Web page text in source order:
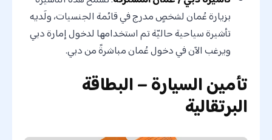
بزيارة عُمان لشخصٍ مدرج في قائمة الجنسيات، ولَديه
تأشيرة سياحية حاليّة تم استخدامها لدخول إمارة دبي
ويرغب الآن في دخول عُمان مباشرةً من دبي.
تأمين السيارة – البطاقة
البرتقالية